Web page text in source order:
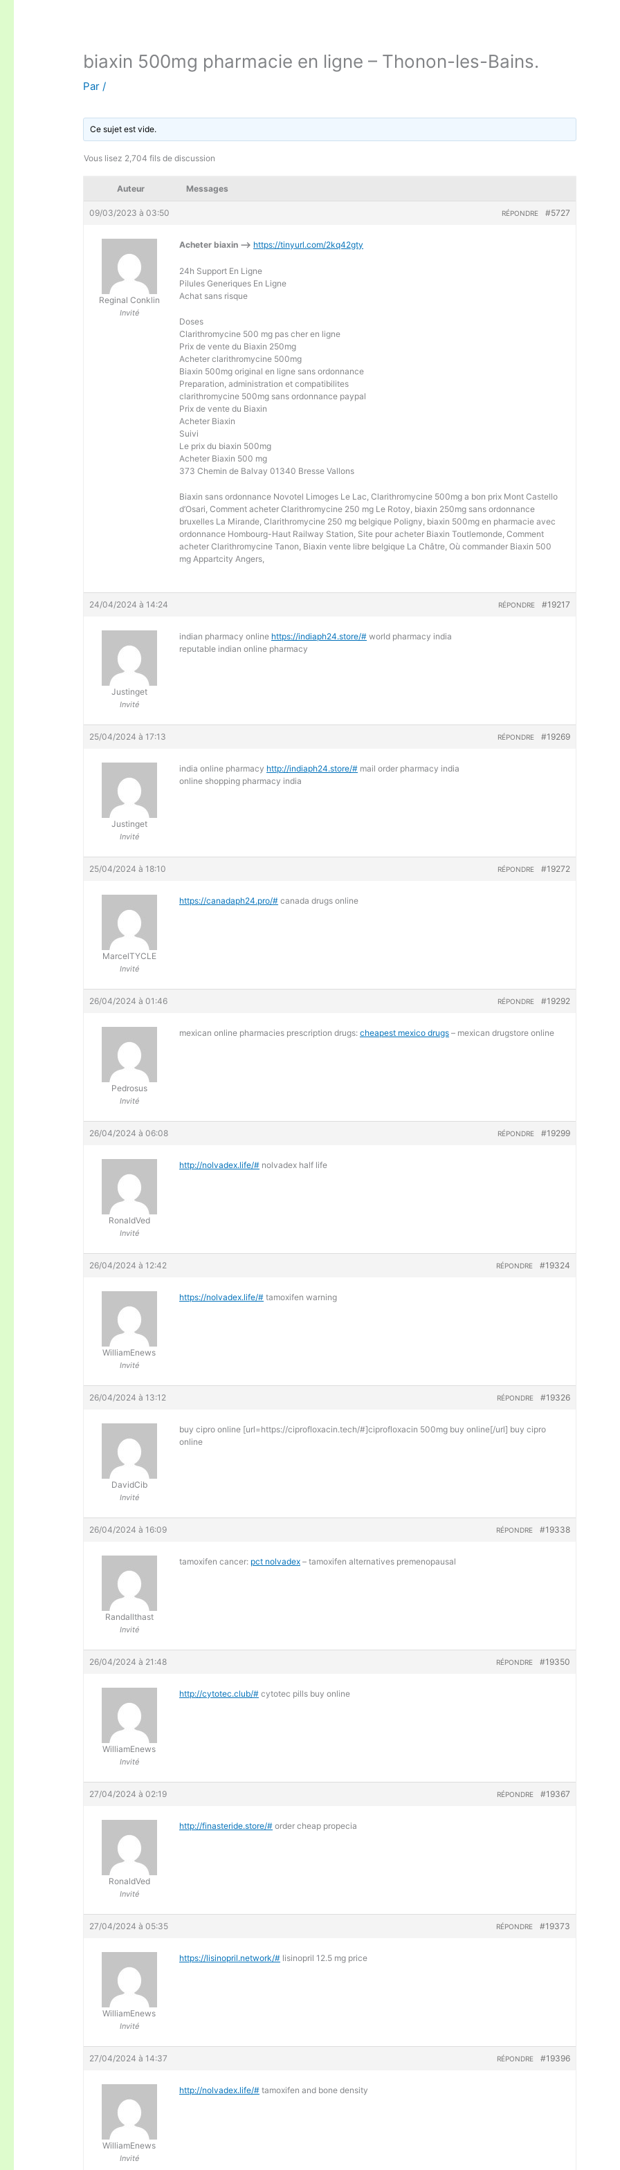
biaxin 500mg pharmacie en ligne – Thonon-les-Bains.
Par/
Ce sujet est vide.
Vous lisez 2,704 fils de discussion
Auteur Messages
09/03/2023 à 03:50 #5727
RÉPONDRE
Reginal Conklin
Invité
Acheter biaxin —> https://tinyurl.com/2kq42gty
24h Support En Ligne
Pilules Generiques En Ligne
Achat sans risque
Doses
Clarithromycine 500 mg pas cher en ligne
Prix de vente du Biaxin 250mg
Acheter clarithromycine 500mg
Biaxin 500mg original en ligne sans ordonnance
Preparation, administration et compatibilites
clarithromycine 500mg sans ordonnance paypal
Prix de vente du Biaxin
Acheter Biaxin
Suivi
Le prix du biaxin 500mg
Acheter Biaxin 500 mg
373 Chemin de Balvay 01340 Bresse Vallons
Biaxin sans ordonnance Novotel Limoges Le Lac, Clarithromycine 500mg a bon prix Mont Castello
d’Osari, Comment acheter Clarithromycine 250 mg Le Rotoy, biaxin 250mg sans ordonnance
bruxelles La Mirande, Clarithromycine 250 mg belgique Poligny, biaxin 500mg en pharmacie avec
ordonnance Hombourg-Haut Railway Station, Site pour acheter Biaxin Toutlemonde, Comment
acheter Clarithromycine Tanon, Biaxin vente libre belgique La Châtre, Où commander Biaxin 500
mg Appartcity Angers,
24/04/2024 à 14:24 #19217
RÉPONDRE
Justinget
Invité
indian pharmacy online https://indiaph24.store/# world pharmacy india
reputable indian online pharmacy
25/04/2024 à 17:13 #19269
RÉPONDRE
Justinget
Invité
india online pharmacy http://indiaph24.store/# mail order pharmacy india
online shopping pharmacy india
25/04/2024 à 18:10 #19272
RÉPONDRE
MarcelTYCLE
Invité
https://canadaph24.pro/# canada drugs online
26/04/2024 à 01:46 #19292
RÉPONDRE
Pedrosus
Invité
mexican online pharmacies prescription drugs:cheapest mexico drugs – mexican drugstore online
26/04/2024 à 06:08 #19299
RÉPONDRE
RonaldVed
Invité
http://nolvadex.life/# nolvadex half life
26/04/2024 à 12:42 #19324
RÉPONDRE
WilliamEnews
Invité
https://nolvadex.life/# tamoxifen warning
26/04/2024 à 13:12 #19326
RÉPONDRE
DavidCib
Invité
buy cipro online [url=https://ciprofloxacin.tech/#]ciprofloxacin 500mg buy online[/url] buy cipro
online
26/04/2024 à 16:09 #19338
RÉPONDRE
Randallthast
Invité
tamoxifen cancer: pct nolvadex – tamoxifen alternatives premenopausal
26/04/2024 à 21:48 #19350
RÉPONDRE
WilliamEnews
Invité
http://cytotec.club/# cytotec pills buy online
27/04/2024 à 02:19 #19367
RÉPONDRE
RonaldVed
Invité
http://finasteride.store/# order cheap propecia
27/04/2024 à 05:35 #19373
RÉPONDRE
WilliamEnews
Invité
https://lisinopril.network/# lisinopril 12.5 mg price
27/04/2024 à 14:37 #19396
RÉPONDRE
WilliamEnews
Invité
http://nolvadex.life/# tamoxifen and bone density